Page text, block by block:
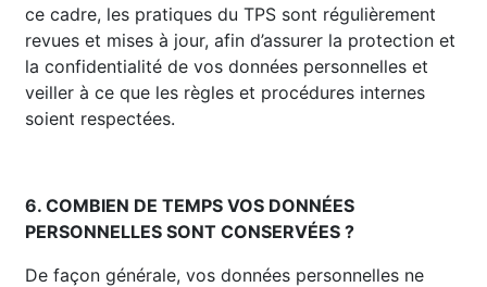
ce cadre, les pratiques du TPS sont régulièrement
revues et mises à jour, afin d’assurer la protection et
la confidentialité de vos données personnelles et
veiller à ce que les règles et procédures internes
soient respectées.
6. COMBIEN DE TEMPS VOS DONNÉES
PERSONNELLES SONT CONSERVÉES ?
De façon générale, vos données personnelles ne